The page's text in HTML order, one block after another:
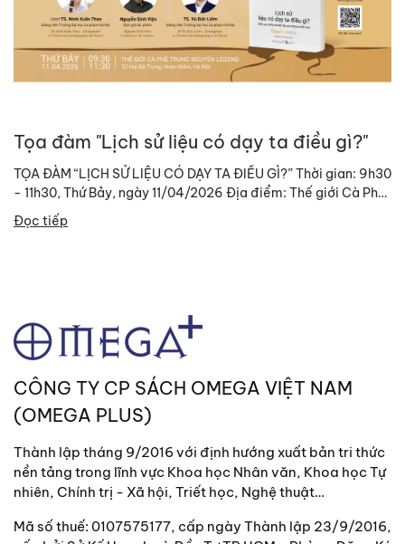
Tọa đàm "Lịch sử liệu có dạy ta điều gì?"
TỌA ĐÀM “LỊCH SỬ LIỆU CÓ DẠY TA ĐIỀU GÌ?” Thời gian: 9h30
- 11h30, Thứ Bảy, ngày 11/04/2026 Địa điểm: Thế giới Cà Phê
Trung Nguyên Legend,...
Đọc tiếp
CÔNG TY CP SÁCH OMEGA VIỆT NAM
(OMEGA PLUS)
Thành lập tháng 9/2016 với định hướng xuất bản tri thức
nền tảng trong lĩnh vực Khoa học Nhân văn, Khoa học Tự
nhiên, Chính trị - Xã hội, Triết học, Nghệ thuật…
Mã số thuế: 0107575177, cấp ngày Thành lập 23/9/2016,